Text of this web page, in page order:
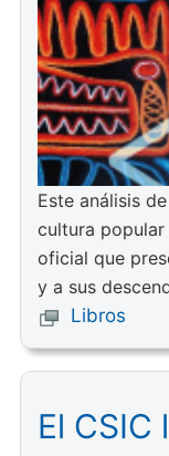
Este análisis
cultura
oficial que
y a sus
Libros
El